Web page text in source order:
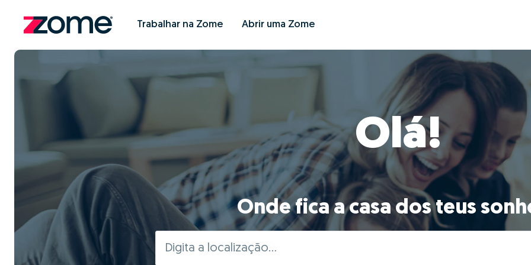
Trabalhar na Zome Abrir uma Zome
Olá!
Onde fica a casa dos teus